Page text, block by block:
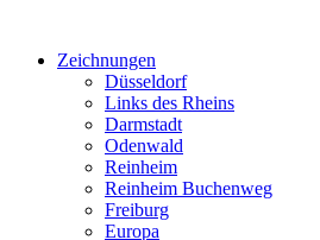
springenZeichnungen
Düsseldorf
Links des Rheins
Darmstadt
Odenwald
Reinheim
Reinheim Buchenweg
Freiburg
Europa